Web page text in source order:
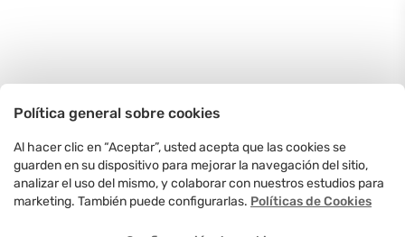
Política general sobre cookies
Al hacer clic en “Aceptar”, usted acepta que las cookies se
guarden en su dispositivo para mejorar la navegación del sitio,
analizar el uso del mismo, y colaborar con nuestros estudios para
marketing. También puede configurarlas. Políticas de Cookies